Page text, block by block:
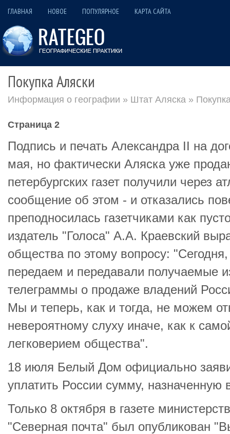
ГЛАВНАЯ НОВОЕ ПОПУЛЯРНОЕ КАРТА САЙТА
Покупка Аляски
Информация о географии » Штат Аляска »
Страница 2
Подпись и печать Александра II на
мая, но фактически Аляска уже
петербургских газет получили через
сообщение об этом - и отказались
преподносилась газетчиками как
издатель "Голоса" А.А. Краевский
общества по этому вопросу:
передаем и передавали получаемые
телеграммы о продаже владений
Мы и теперь, как и тогда, не можем
невероятному слуху иначе, как к
легковерием общества".
18 июля Белый Дом официально
уплатить России сумму, назначенную
Только 8 октября в газете
"Северная почта" был опубликован